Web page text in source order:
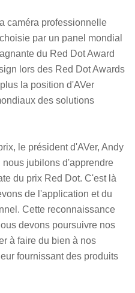
caméra professionnelle
par un panel mondial
du Red Dot Award
lors des Red Dot Awards
la position d'AVer
des solutions
le président d'AVer, Andy
nous jubilons d'apprendre
du prix Red Dot. C'est là
de l'application et du
Cette reconnaissance
devons poursuivre nos
à faire du bien à nos
fournissant des produits